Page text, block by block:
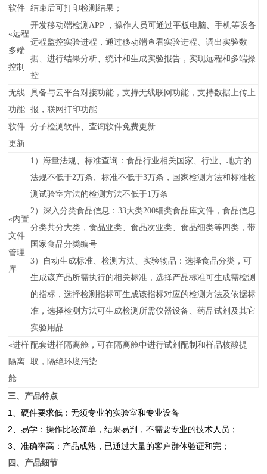
软件
结束后可打印检测结果；
«远程
多端
控制
开发移动端检测APP ，操作人员可通过平板电脑、手机等设备
远程监控实验进程，通过移动端查看实验进程、调出实验数
据、进行结果分析、统计和生成实验报告，实现远程和多端操
控
无线
功能
具备与云平台对接功能，支持无线联网功能，支持数据上传上
报，联网打印功能
软件
更新
分子检测软件、查询软件免费更新
«内置
文件
管理
库
1）海量法规、标准查询：食品行业相关国家、行业、地方的
法规不低于2万条、标准不低于3万条，国家检测方法和标准检
测试验室方法的检测方法不低于1万条
2）深入分类食品信息：33大类200细类食品库文件，食品信息
分类共分大类，食品亚类、食品次亚类、食品细类等四类，带
国家食品分类编号
3）自动生成标准、检测方法、实验物品：选择食品分类，可
生成该产品所需执行的相关标准，选择产品标准可生成需检测
的指标，选择检测指标可生成该指标对应的检测方法及依据标
准，选择检测方法可生成检测所需仪器设备、药品试剂及其它
实验用品
«进样
隔离
舱
配套进样隔离舱，可在隔离舱中进行试剂配制和样品核酸提
取，隔绝环境污染
三、产品特点
1、硬件要求低：无须专业的实验室和专业设备
2、易学：操作比较简单，结果易判，不需要专业的技术人员；
3、准确率高：产品成熟，已通过大量的客户群体验证和完；
四、产品细节